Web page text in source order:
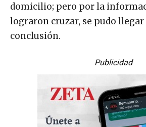
domicilio; pero por la
lograron cruzar, se pudo llegar
conclusión.
Publicidad